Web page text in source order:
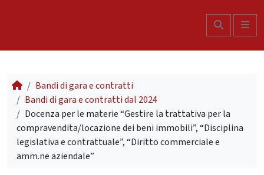
Search
Bandi di gara e contratti
Bandi di gara e contratti dal 2024
Docenza per le materie “Gestire la trattativa per la
compravendita/locazione dei beni immobili”, “Disciplina
legislativa e contrattuale”, “Diritto commerciale e
amm.ne aziendale”